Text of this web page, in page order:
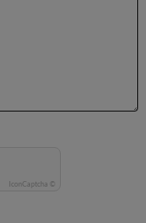
IconCaptcha ©